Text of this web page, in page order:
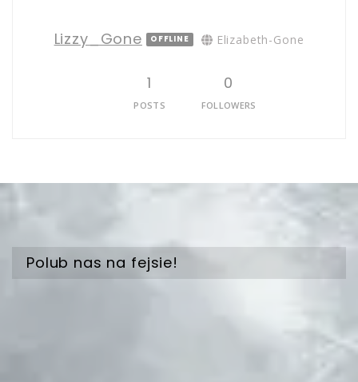
Lizzy_Gone OFFLINE Elizabeth-Gone
1
POSTS
0
FOLLOWERS
Polub nas na fejsie!